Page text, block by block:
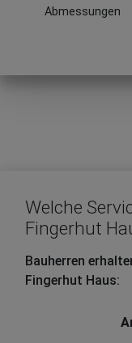
Abmessungen
Welche
Fingerhut
Bauherren
Fingerhut Haus: